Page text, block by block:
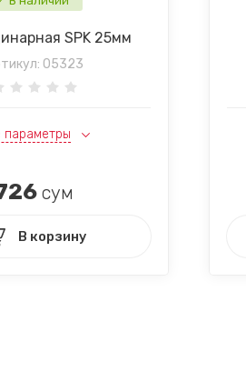
SPK 25мм
05323
параметры
сум
В корзину